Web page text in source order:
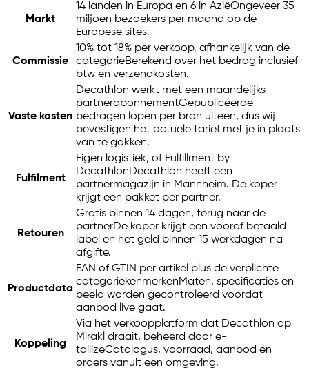
Markt
14 landen in Europa en 6 in AziëOngeveer 35
miljoen bezoekers per maand op de
Europese sites.
Commissie
10% tot 18% per verkoop, afhankelijk van de
categorieBerekend over het bedrag inclusief
btw en verzendkosten.
Vaste kosten
Decathlon werkt met een maandelijks
partnerabonnementGepubliceerde
bedragen lopen per bron uiteen, dus wij
bevestigen het actuele tarief met je in plaats
van te gokken.
Fulfilment
Eigen logistiek, of Fulfillment by
DecathlonDecathlon heeft een
partnermagazijn in Mannheim. De koper
krijgt een pakket per partner.
Retouren
Gratis binnen 14 dagen, terug naar de
partnerDe koper krijgt een vooraf betaald
label en het geld binnen 15 werkdagen na
afgifte.
Productdata
EAN of GTIN per artikel plus de verplichte
categoriekenmerkenMaten, specificaties en
beeld worden gecontroleerd voordat
aanbod live gaat.
Koppeling
Via het verkoopplatform dat Decathlon op
Mirakl draait, beheerd door e-
tailizeCatalogus, voorraad, aanbod en
orders vanuit een omgeving.